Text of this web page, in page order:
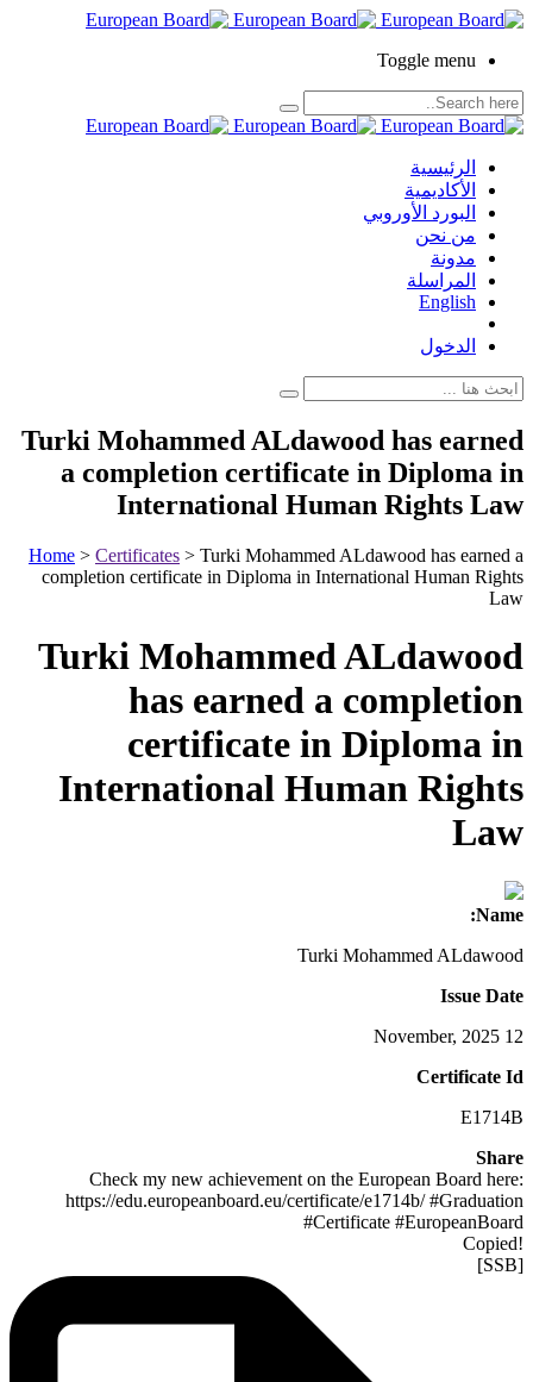
Toggle menu
الرئيسية
الأكاديمية
البورد الأوروبي
من نحن
مدونة
المراسلة
English
الدخول
Turki Mohammed ALdawood has earned
a completion certificate in Diploma in
International Human Rights Law
Home > Certificates > Turki Mohammed ALdawood has earned a
completion certificate in Diploma in International Human Rights
Law
Turki Mohammed ALdawood
has earned a completion
certificate in Diploma in
International Human Rights
Law
Name:
Turki Mohammed ALdawood
Issue Date
12 November, 2025
Certificate Id
E1714B
Share
Check my new achievement on the European Board here:
https://edu.europeanboard.eu/certificate/e1714b/ #Graduation
#Certificate #EuropeanBoard
!Copied
[SSB]